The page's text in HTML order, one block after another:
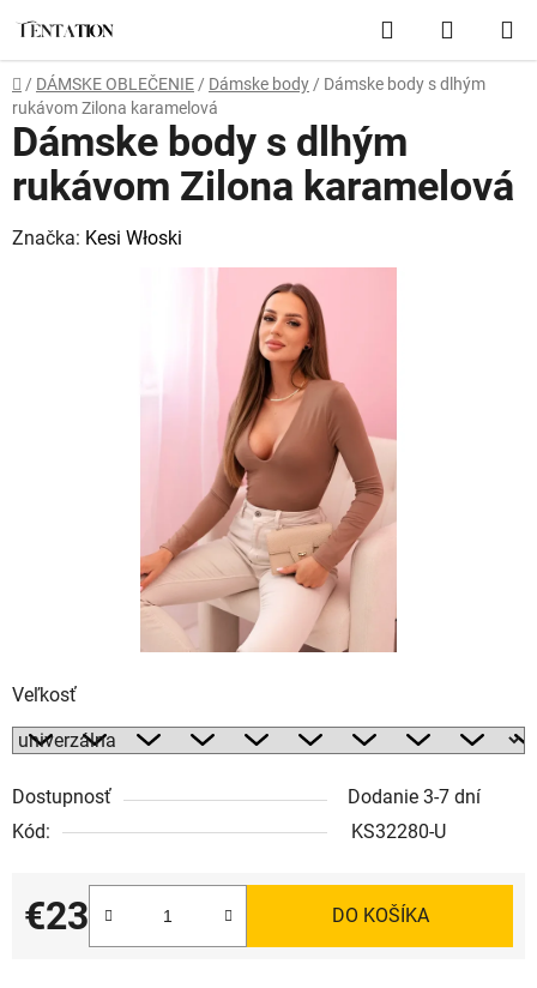
obsah
Hľadať
KOŠÍK
Domov
/ DÁMSKE OBLEČENIE / Dámske body / Dámske body s dlhým
rukávom Zilona karamelová
Veľkosť
Dostupnosť
Dodanie 3-7 dní
Kód:
KS32280-U
€23
Jednotková cena:
DO KOŠÍKA
Dámske body s dlhým
rukávom Zilona karamelová
Značka: Kesi Włoski